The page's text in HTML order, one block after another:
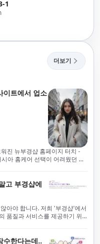
1
더보기
이트에서 업소
진 뉴부경샵 홈페이지 터치 -
아 홈케어 선택이 어려웠던 시
고객님의 최대 편의를 보장하
에서 바로 고객님께 서비스를
들을 다수 보유하고 있음을 자
시아 홈케어 경험을 제공하기
불확실성 속에서, 안전은 부경
링합니다.예약금을 요구하는 업
고 부경샵에
아야 합니다. 저희 '부경샵'에서
품질과 서비스를 제공하기 위
고자 현장에서 직접 깨끗하고
수한다는데..